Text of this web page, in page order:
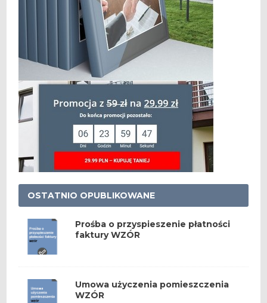
OSTATNIO OPUBLIKOWANE
Prośba o przyspieszenie płatności
faktury WZÓR
Umowa użyczenia pomieszczenia
WZÓR